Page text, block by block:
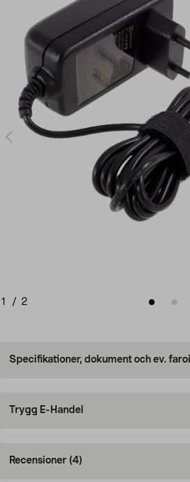
1 / 2
Specifikationer, dokument och ev.
Trygg E-Handel
Recensioner (4)